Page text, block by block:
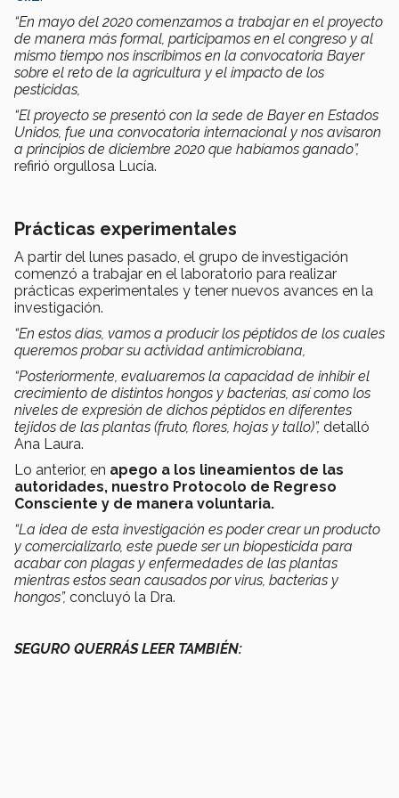
“En mayo del 2020 comenzamos a trabajar en el proyecto
de manera más formal, participamos en el congreso y al
mismo tiempo nos inscribimos en la convocatoria Bayer
sobre el reto de la agricultura y el impacto de los
pesticidas,
“El proyecto se presentó con la sede de Bayer en Estados
Unidos, fue una convocatoria internacional y nos avisaron
a principios de diciembre 2020 que habíamos ganado”,
refirió orgullosa Lucía.
Prácticas experimentales
A partir del lunes pasado, el grupo de investigación
comenzó a trabajar en el laboratorio para realizar
prácticas experimentales y tener nuevos avances en la
investigación.
“En estos días, vamos a producir los péptidos de los cuales
queremos probar su actividad antimicrobiana,
“Posteriormente, evaluaremos la capacidad de inhibir el
crecimiento de distintos hongos y bacterias, así como los
niveles de expresión de dichos péptidos en diferentes
tejidos de las plantas (fruto, flores, hojas y tallo)”, detalló
Ana Laura.
Lo anterior, en apego a los lineamientos de las
autoridades, nuestro Protocolo de Regreso
Consciente y de manera voluntaria.
“La idea de esta investigación es poder crear un producto
y comercializarlo, este puede ser un biopesticida para
acabar con plagas y enfermedades de las plantas
mientras estos sean causados por virus, bacterias y
hongos”, concluyó la Dra.
SEGURO QUERRÁS LEER TAMBIÉN: